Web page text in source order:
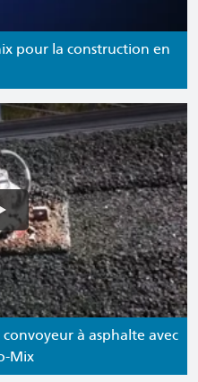
pour la construction en
à asphalte avec
Mix